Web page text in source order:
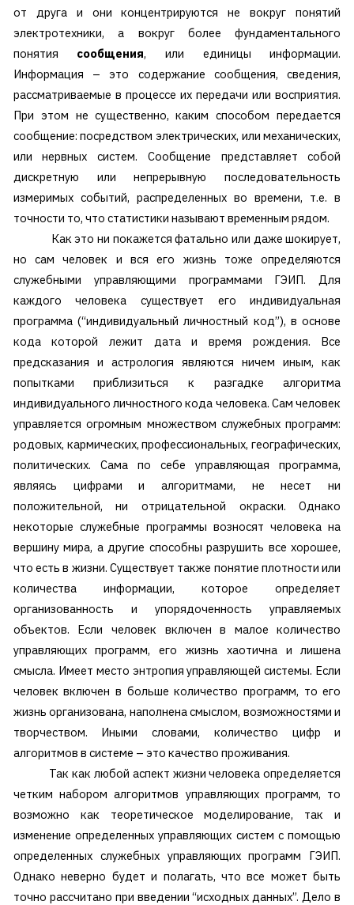
от друга и они концентрируются не вокруг понятий
электротехники, а вокруг более фундаментального
понятия сообщения, или единицы информации.
Информация – это содержание сообщения, сведения,
рассматриваемые в процессе их передачи или восприятия.
При этом не существенно, каким способом передается
сообщение: посредством электрических, или механических,
или нервных систем. Сообщение представляет собой
дискретную или непрерывную последовательность
измеримых событий, распределенных во времени, т.е. в
точности то, что статистики называют временным рядом.
Как это ни покажется фатально или даже шокирует,
но сам человек и вся его жизнь тоже определяются
служебными управляющими программами ГЭИП. Для
каждого человека существует его индивидуальная
программа (“индивидуальный личностный код”), в основе
кода которой лежит дата и время рождения. Все
предсказания и астрология являются ничем иным, как
попытками приблизиться к разгадке алгоритма
индивидуального личностного кода человека. Сам человек
управляется огромным множеством служебных программ:
родовых, кармических, профессиональных, географических,
политических. Сама по себе управляющая программа,
являясь цифрами и алгоритмами, не несет ни
положительной, ни отрицательной окраски. Однако
некоторые служебные программы возносят человека на
вершину мира, а другие способны разрушить все хорошее,
что есть в жизни. Существует также понятие плотности или
количества информации, которое определяет
организованность и упорядоченность управляемых
объектов. Если человек включен в малое количество
управляющих программ, его жизнь хаотична и лишена
смысла. Имеет место энтропия управляющей системы. Если
человек включен в больше количество программ, то его
жизнь организована, наполнена смыслом, возможностями и
творчеством. Иными словами, количество цифр и
алгоритмов в системе – это качество проживания.
Так как любой аспект жизни человека определяется
четким набором алгоритмов управляющих программ, то
возможно как теоретическое моделирование, так и
изменение определенных управляющих систем с помощью
определенных служебных управляющих программ ГЭИП.
Однако неверно будет и полагать, что все может быть
точно рассчитано при введении “исходных данных”. Дело в